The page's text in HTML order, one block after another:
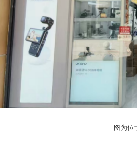
图为位